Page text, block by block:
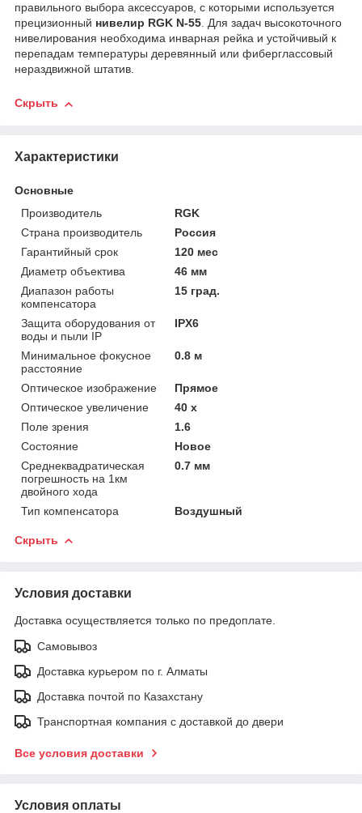
правильного выбора аксессуаров, с которыми используется
прецизионный нивелир RGK N-55. Для задач высокоточного
нивелирования необходима инварная рейка и устойчивый к
перепадам температуры деревянный или фиберглассовый
нераздвижной штатив.
Скрыть
Характеристики
Основные
Производитель
RGK
Страна производитель
Россия
Гарантийный срок
120 мес
Диаметр объектива
46 мм
Диапазон работы
компенсатора
15 град.
Защита оборудования от
воды и пыли IP
IPX6
Минимальное фокусное
расстояние
0.8 м
Оптическое изображение
Прямое
Оптическое увеличение
40 х
Поле зрения
1.6
Состояние
Новое
Среднеквадратическая
погрешность на 1км
двойного хода
0.7 мм
Тип компенсатора Воздушный
Скрыть
Условия доставки
Доставка осуществляется только по предоплате.
Самовывоз
Доставка курьером по г. Алматы
Доставка почтой по Казахстану
Транспортная компания с доставкой до двери
Все условия доставки
Условия оплаты